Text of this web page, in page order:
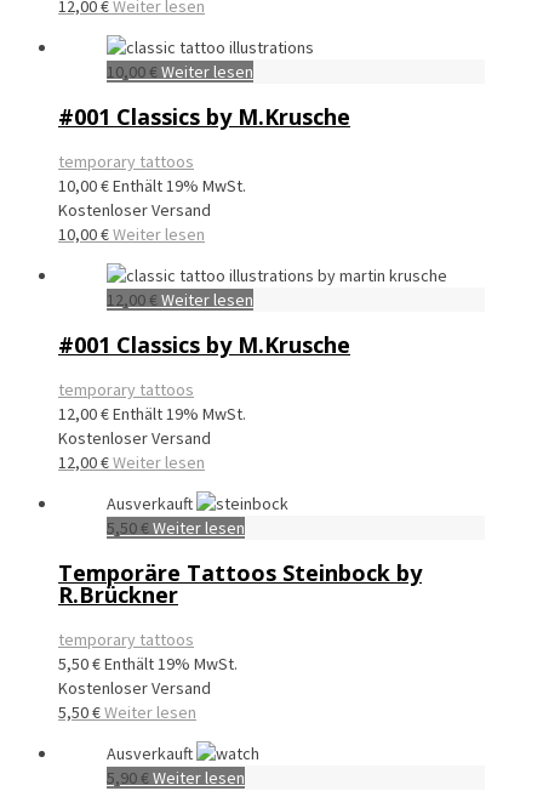
12,00€Weiter lesen
10,00€ Weiter lesen
#001 Classics by M.Krusche
temporary tattoos
10,00€Enthält 19% MwSt.
Kostenloser Versand
10,00€Weiter lesen
12,00€ Weiter lesen
#001 Classics by M.Krusche
temporary tattoos
12,00€Enthält 19% MwSt.
Kostenloser Versand
12,00€Weiter lesen
Ausverkauft
5,50€ Weiter lesen
Temporäre Tattoos Steinbock by
R.Brückner
temporary tattoos
5,50€Enthält 19% MwSt.
Kostenloser Versand
5,50€Weiter lesen
Ausverkauft
5,90€ Weiter lesen